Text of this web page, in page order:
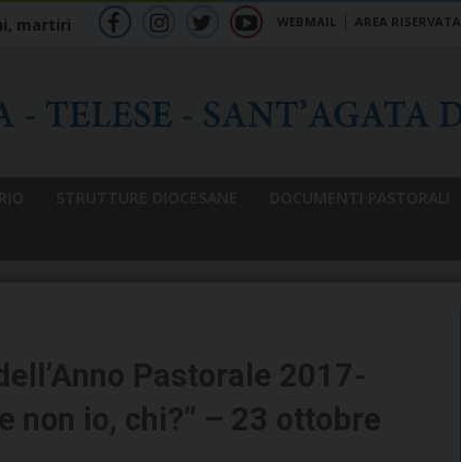
martiri WEBMAIL AREA RISERVATA
Pastorale 2017-
non io, chi?” – 23 ottobre